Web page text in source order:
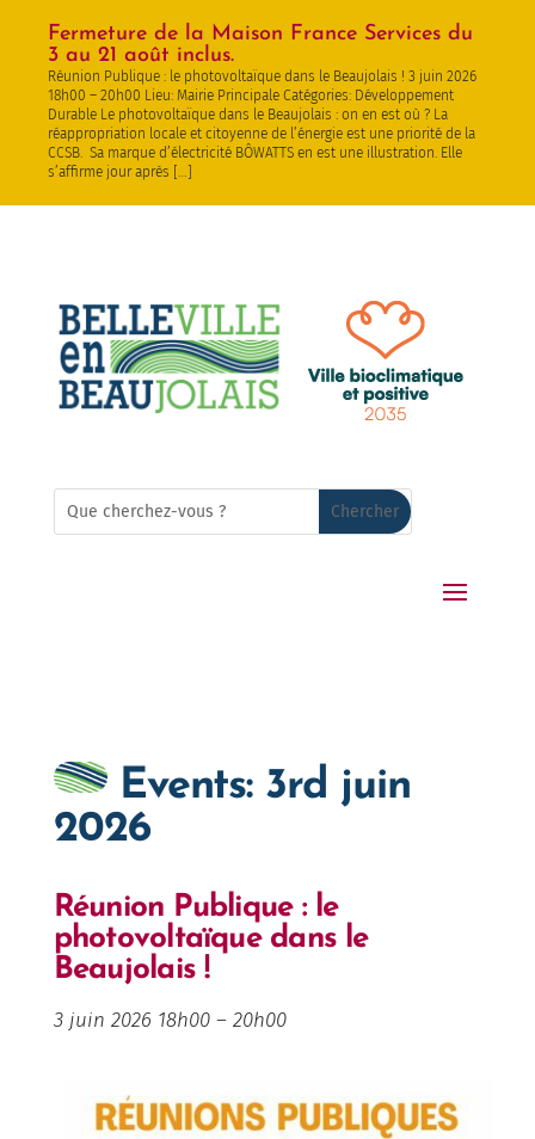
Fermeture de la Maison France Services du
3 au 21 août inclus.
Réunion Publique : le photovoltaïque dans le Beaujolais ! 3 juin 2026
18h00 – 20h00 Lieu: Mairie Principale Catégories: Développement
Durable Le photovoltaïque dans le Beaujolais : on en est où ? La
réappropriation locale et citoyenne de l’énergie est une priorité de la
CCSB. Sa marque d’électricité BÔWATTS en est une illustration. Elle
s’affirme jour après […]
Rechercher:
Search
for...
Events: 3rd juin
2026
Réunion Publique : le
photovoltaïque dans le
Beaujolais !
3 juin 2026 18h00– 20h00